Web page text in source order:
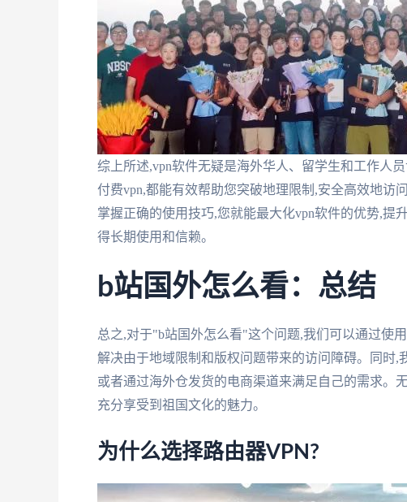
综上所述,vpn软件无疑是海外华人、留学生和工作人
付费vpn,都能有效帮助您突破地理限制,安全高效地访问
掌握正确的使用技巧,您就能最大化vpn软件的优势,提
得长期使用和信赖。
b站国外怎么看：总结
总之,对于"b站国外怎么看"这个问题,我们可以通过使
解决由于地域限制和版权问题带来的访问障碍。同时
或者通过海外仓发货的电商渠道来满足自己的需求。
充分享受到祖国文化的魅力。
为什么选择路由器VPN?